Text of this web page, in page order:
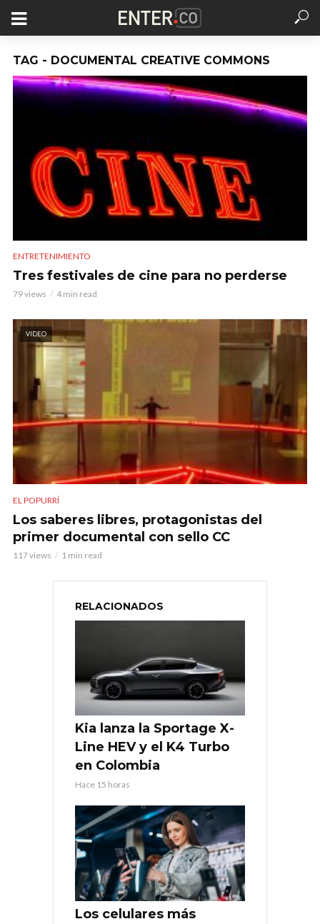
TAG - DOCUMENTAL CREATIVE COMMONS
ENTRETENIMIENTO
Tres festivales de cine para no perderse
79 views 4 min read
VIDEO
EL POPURRÍ
Los saberes libres, protagonistas del
primer documental con sello CC
117 views 1 min read
RELACIONADOS
Kia lanza la Sportage X-
Line HEV y el K4 Turbo
en Colombia
Hace 15 horas
Los celulares más